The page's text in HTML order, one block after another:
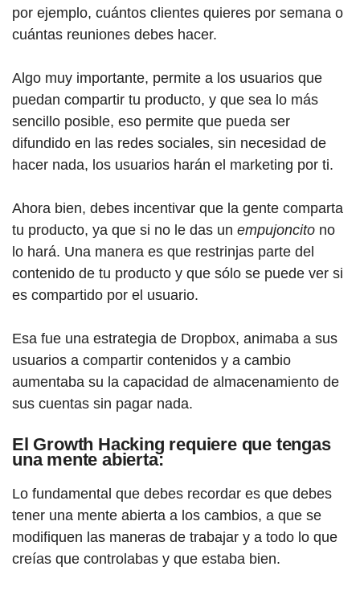
por ejemplo, cuántos clientes quieres por semana o
cuántas reuniones debes hacer.
Algo muy importante, permite a los usuarios que
puedan compartir tu producto, y que sea lo más
sencillo posible, eso permite que pueda ser
difundido en las redes sociales, sin necesidad de
hacer nada, los usuarios harán el marketing por ti.
Ahora bien, debes incentivar que la gente comparta
tu producto, ya que si no le das un empujoncito no
lo hará. Una manera es que restrinjas parte del
contenido de tu producto y que sólo se puede ver si
es compartido por el usuario.
Esa fue una estrategia de Dropbox, animaba a sus
usuarios a compartir contenidos y a cambio
aumentaba su la capacidad de almacenamiento de
sus cuentas sin pagar nada.
El Growth Hacking requiere que tengas
una mente abierta:
Lo fundamental que debes recordar es que debes
tener una mente abierta a los cambios, a que se
modifiquen las maneras de trabajar y a todo lo que
creías que controlabas y que estaba bien.